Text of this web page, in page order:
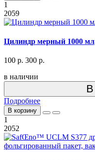
1
2059
Цилиндр мерный 1000
100 р. 300 р.
в наличии
В
Подробнее
В корзину
1
2052